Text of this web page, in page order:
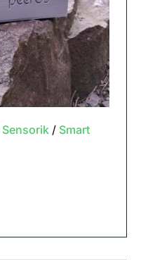
Sensorik/ Smart